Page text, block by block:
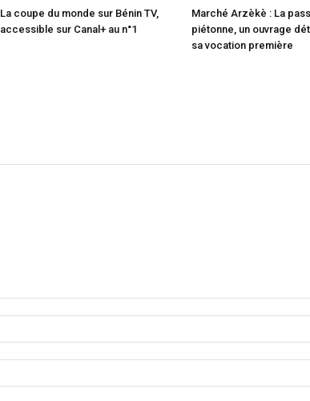
La coupe du monde sur Bénin TV,
accessible sur Canal+ au n°1
Marché Arzèkè : La
piétonne, un ouvrage
sa vocation première